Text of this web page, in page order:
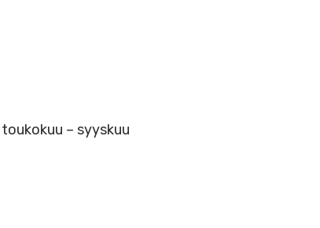
– syyskuu